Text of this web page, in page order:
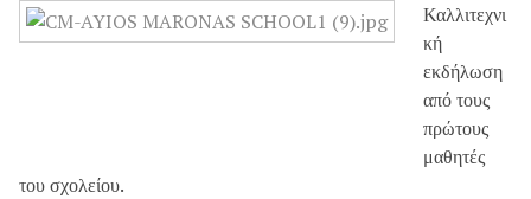
Καλλιτεχνι
κή
εκδήλωση
από τους
πρώτους
μαθητές
του σχολείου.